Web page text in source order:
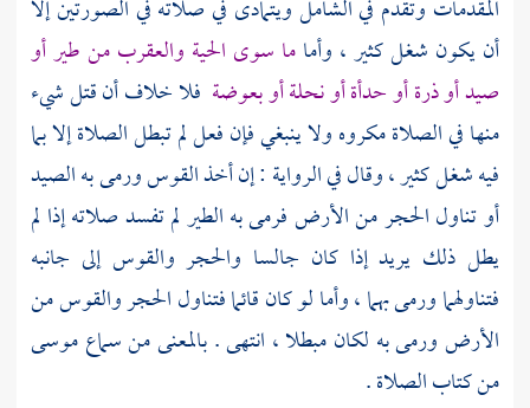
المقدمات وتقدم في الشامل ويتمادى في صلاته في الصورتين إلا
أن يكون شغل كثير ، وأماما سوى الحية والعقرب من طير أو
صيد أو ذرة أو حدأة أو نحلة أو بعوضة فلا خلاف أن قتل شيء
منها في الصلاة مكروه ولا ينبغي فإن فعل لم تبطل الصلاة إلا بما
فيه شغل كثير ، وقال في الرواية : إن أخذ القوس ورمى به الصيد
أو تناول الحجر من الأرض فرمى به الطير لم تفسد صلاته إذا لم
يطل ذلك يريد إذا كان جالسا والحجر والقوس إلى جانبه
فتناولهما ورمى بهما ، وأما لو كان قائما فتناول الحجر والقوس من
الأرض ورمى به لكان مبطلا ، انتهى . بالمعنى من سماعموسى
من كتاب الصلاة .